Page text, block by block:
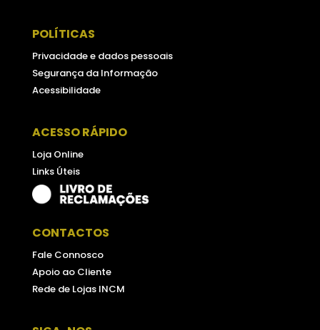
POLÍTICAS
Privacidade e dados pessoais
Segurança da Informação
Acessibilidade
ACESSO RÁPIDO
Loja Online
Links Úteis
CONTACTOS
Fale Connosco
Apoio ao Cliente
Rede de Lojas INCM